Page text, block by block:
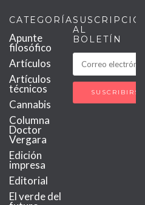
CATEGORÍAS
Apunte
filosófico
Artículos
Artículos
técnicos
Cannabis
Columna
Doctor
Vergara
Edición
impresa
Editorial
El verde del
SUSCRIPCIÓN
AL
BOLETÍN